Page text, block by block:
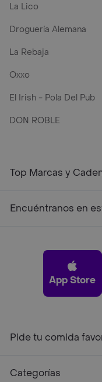
La Lico
Droguería Alemana
La Rebaja
Oxxo
El Irish - Pola Del Pub
DON ROBLE
Top Marcas y
Encuéntranos en
App Store
Pide tu comida
Categorías